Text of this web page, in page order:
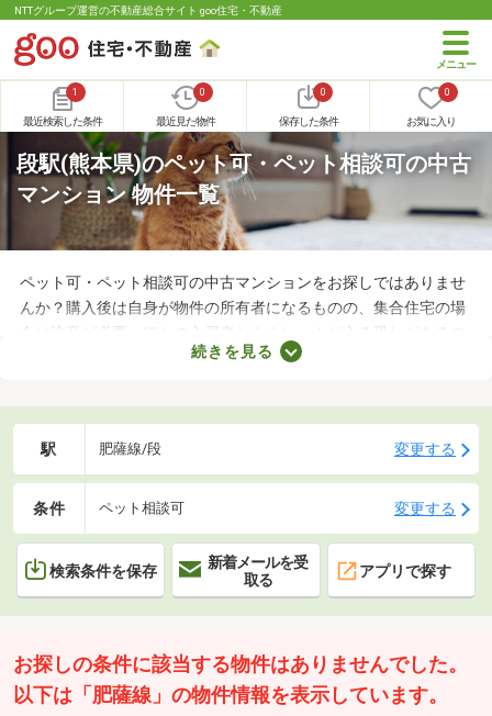
NTTグループ運営の不動産総合サイト goo住宅・不動産
1
最近検索した条件
0
最近見た物件
0
保存した条件
0
お気に入り
段駅(熊本県)のペット可・ペット相談可の中古
マンション 物件一覧
ペット可・ペット相談可の中古マンションをお探しではありませ
んか？購入後は自身が物件の所有者になるものの、集合住宅の場
合は注意が必要。ほかの入居者からクレームが入る恐れがあるの
で、大切な家族と引っ越す際は、ペット可の物件を選ぶことが大
するので、ペットと快適に暮らせるお部屋を見つけてください
続きを見る
駅 肥薩線/段 変更する
条件 ペット相談可 変更する
検索条件を保存
新着メールを受
取る
アプリで探す
お探しの条件に該当する物件はありませんでした。
以下は「肥薩線」の物件情報を表示しています。